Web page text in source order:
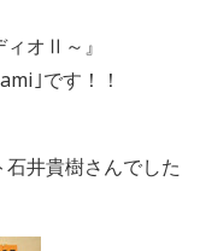
ィオⅡ～』
｣です！！
井貴樹さんでした